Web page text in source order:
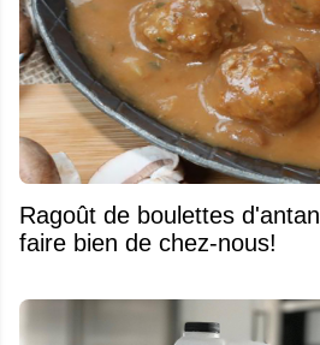
Ragoût de boulettes
faire bien de chez-nous!